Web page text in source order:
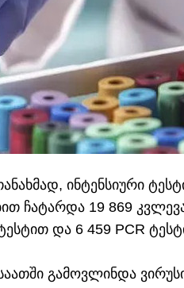
ინტენსიური
ჩატარდა 19 869
და 6 459 PCR
გამოვლინდა